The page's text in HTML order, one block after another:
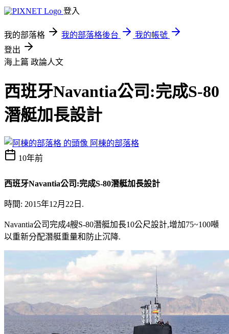
登入
我的部落格 我的部落格後台
我的帳號
登出
海上篇 政論人文
西班牙Navantia公司:完成S-80
潛艇加長設計
阿棟的部落格
10年前
西班牙Navantia公司:完成S-80潛艇加長設計
時間: 2015年12月22日.
Navantia公司完成4艘S-80潛艇加長10公尺設計,增加75~100噸
以重新分配潛艇重量和防止沉降.